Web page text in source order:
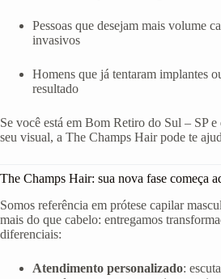
Pessoas que desejam mais volume
invasivos
Homens que já tentaram implantes
resultado
Se você está em Bom Retiro do Sul – SP
seu visual, a The Champs Hair pode te
The Champs Hair: sua nova fase começa
Somos referência em prótese capilar
mais do que cabelo: entregamos
diferenciais:
Atendimento personalizado: